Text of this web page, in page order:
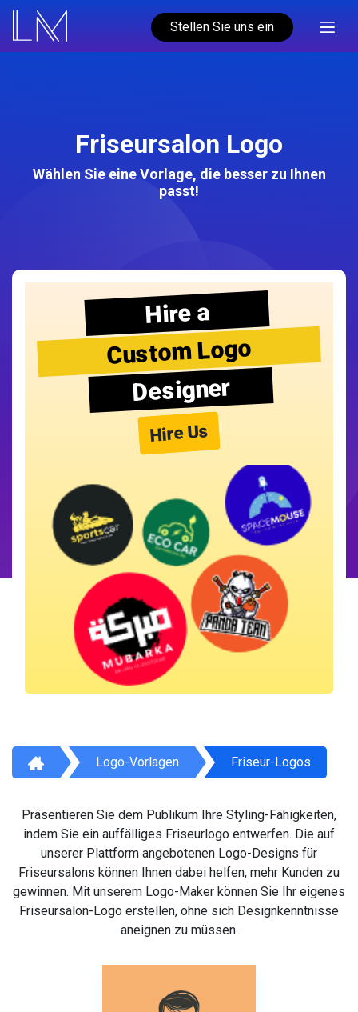
Stellen Sie uns ein
Friseursalon Logo
Wählen Sie eine Vorlage, die besser zu Ihnen
passt!
Hire a
Custom Logo
Designer
Hire Us
Logo-Vorlagen Friseur-Logos
Präsentieren Sie dem Publikum Ihre Styling-Fähigkeiten,
indem Sie ein auffälliges Friseurlogo entwerfen. Die auf
unserer Plattform angebotenen Logo-Designs für
Friseursalons können Ihnen dabei helfen, mehr Kunden zu
gewinnen. Mit unserem Logo-Maker können Sie Ihr eigenes
Friseursalon-Logo erstellen, ohne sich Designkenntnisse
aneignen zu müssen.